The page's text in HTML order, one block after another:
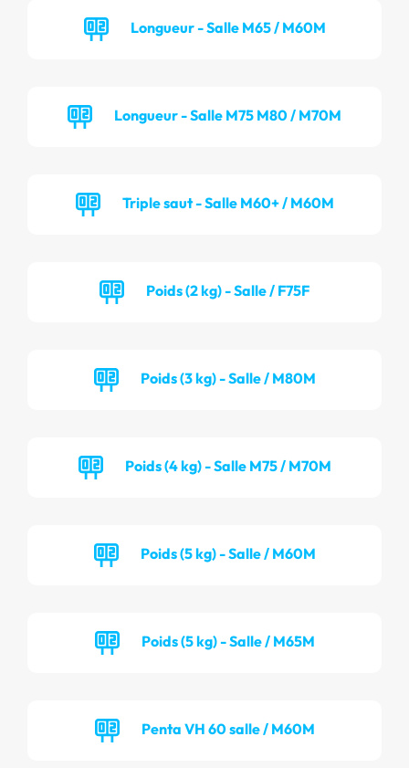
Longueur - Salle M65 / M60M
Longueur - Salle M75 M80 / M70M
Triple saut - Salle M60+ / M60M
Poids (2 kg) - Salle / F75F
Poids (3 kg) - Salle / M80M
Poids (4 kg) - Salle M75 / M70M
Poids (5 kg) - Salle / M60M
Poids (5 kg) - Salle / M65M
Penta VH 60 salle / M60M